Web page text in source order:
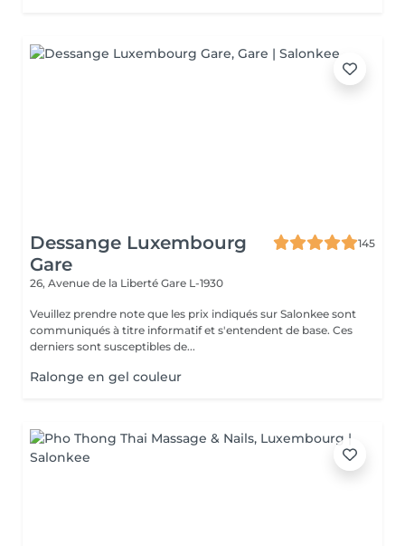
Dessange Luxembourg
Gare
145
26, Avenue de la Liberté Gare L-1930
Veuillez prendre note que les prix indiqués sur Salonkee sont
communiqués à titre informatif et s'entendent de base. Ces
derniers sont susceptibles de...
Ralonge en gel couleur